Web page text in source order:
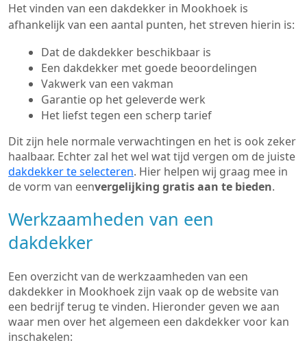
Het vinden van een dakdekker in Mookhoek is
afhankelijk van een aantal punten, het streven hierin is:
Dat de dakdekker beschikbaar is
Een dakdekker met goede beoordelingen
Vakwerk van een vakman
Garantie op het geleverde werk
Het liefst tegen een scherp tarief
Dit zijn hele normale verwachtingen en het is ook zeker
haalbaar. Echter zal het wel wat tijd vergen om de juiste
dakdekker te selecteren. Hier helpen wij graag mee in
de vorm van eenvergelijking gratis aan te bieden.
Werkzaamheden van een
dakdekker
Een overzicht van de werkzaamheden van een
dakdekker in Mookhoek zijn vaak op de website van
een bedrijf terug te vinden. Hieronder geven we aan
waar men over het algemeen een dakdekker voor kan
inschakelen: